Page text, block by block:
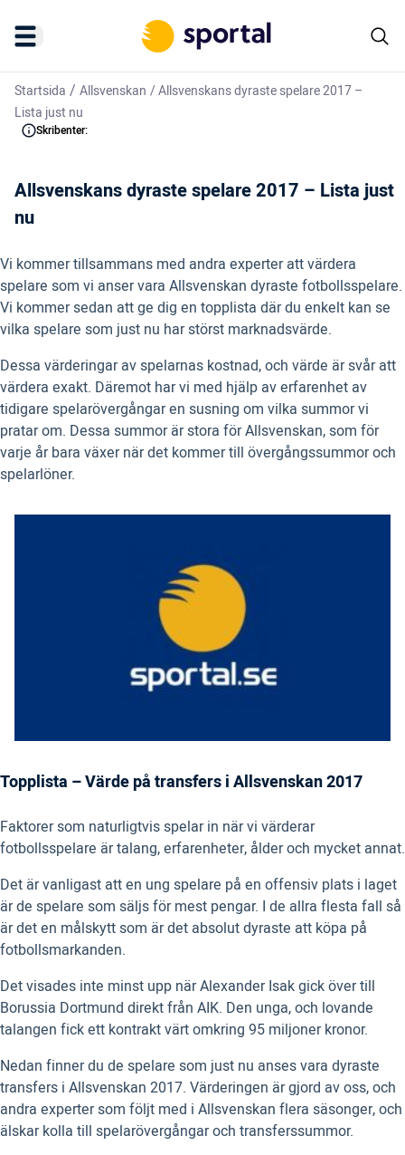
Startsida / Allsvenskan /Allsvenskans dyraste spelare 2017 –
Lista just nu
Skribenter:
Allsvenskans dyraste spelare 2017 – Lista just
nu
Vi kommer tillsammans med andra experter att värdera
spelare som vi anser vara Allsvenskan dyraste fotbollsspelare.
Vi kommer sedan att ge dig en topplista där du enkelt kan se
vilka spelare som just nu har störst marknadsvärde.
Dessa värderingar av spelarnas kostnad, och värde är svår att
värdera exakt. Däremot har vi med hjälp av erfarenhet av
tidigare spelarövergångar en susning om vilka summor vi
pratar om. Dessa summor är stora för Allsvenskan, som för
varje år bara växer när det kommer till övergångssummor och
spelarlöner.
Topplista – Värde på transfers i Allsvenskan 2017
Faktorer som naturligtvis spelar in när vi värderar
fotbollsspelare är talang, erfarenheter, ålder och mycket annat.
Det är vanligast att en ung spelare på en offensiv plats i laget
är de spelare som säljs för mest pengar. I de allra flesta fall så
är det en målskytt som är det absolut dyraste att köpa på
fotbollsmarkanden.
Det visades inte minst upp när Alexander Isak gick över till
Borussia Dortmund direkt från AIK. Den unga, och lovande
talangen fick ett kontrakt värt omkring 95 miljoner kronor.
Nedan finner du de spelare som just nu anses vara dyraste
transfers i Allsvenskan 2017. Värderingen är gjord av oss, och
andra experter som följt med i Allsvenskan flera säsonger, och
älskar kolla till spelarövergångar och transferssummor.